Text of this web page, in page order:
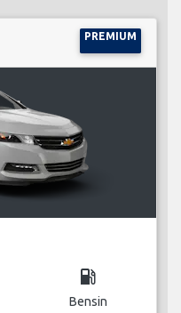
PREMIUM
local_gas_station
Bensin